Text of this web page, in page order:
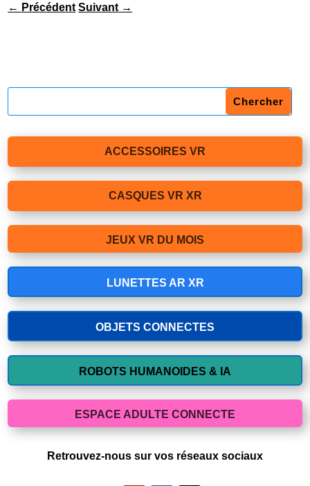
← Précédent Suivant→
ACCESSOIRES VR
CASQUES VR XR
JEUX VR DU MOIS
LUNETTES AR XR
OBJETS CONNECTES
ROBOTS HUMANOIDES & IA
ESPACE ADULTE CONNECTE
Retrouvez-nous sur vos réseaux sociaux